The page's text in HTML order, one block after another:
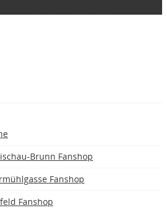
Brunn Fanshop
Fanshop
Fanshop